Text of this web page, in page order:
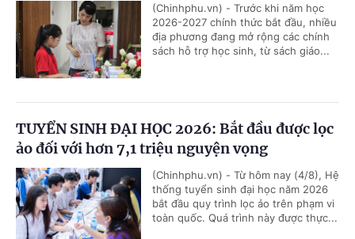
(Chinhphu.vn) - Trước khi năm học
2026-2027 chính thức bắt đầu, nhiều
địa phương đang mở rộng các chính
sách hỗ trợ học sinh, từ sách giáo...
TUYỂN SINH ĐẠI HỌC 2026: Bắt đầu được lọc
ảo đối với hơn 7,1 triệu nguyện vọng
(Chinhphu.vn) - Từ hôm nay (4/8), Hệ
thống tuyển sinh đại học năm 2026
bắt đầu quy trình lọc ảo trên phạm vi
toàn quốc. Quá trình này được thực...